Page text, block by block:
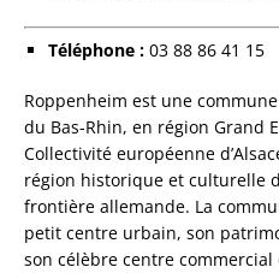
Téléphone : 03 88 86 41 15
Roppenheim est une
du Bas-Rhin, en région Grand
Collectivité européenne
région historique et culturelle
frontière allemande. La
petit centre urbain, son
son célèbre centre